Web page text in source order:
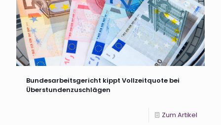
Bundesarbeitsgericht kippt Vollzeitquote bei
Überstundenzuschlägen
Zum Artikel